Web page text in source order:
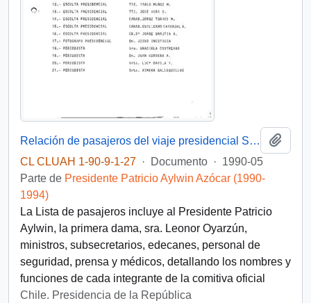
Relación de pasajeros del viaje presidencial Santiago–Punta Arenas y retorno (30 de mayo y 1 de junio de 1990)
CL CLUAH 1-90-9-1-27 · Documento · 1990-05
Parte de Presidente Patricio Aylwin Azócar (1990-
1994)
La Lista de pasajeros incluye al Presidente Patricio
Aylwin, la primera dama, sra. Leonor Oyarzún,
ministros, subsecretarios, edecanes, personal de
seguridad, prensa y médicos, detallando los nombres y
funciones de cada integrante de la comitiva oficial
Chile. Presidencia de la República